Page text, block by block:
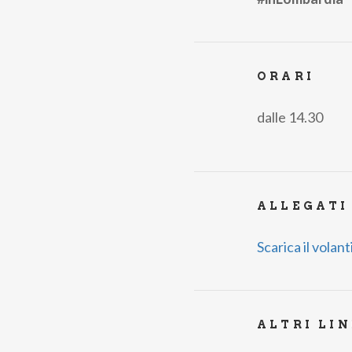
ORARI
dalle 14.30
ALLEGATI
Scarica il
ALTRI